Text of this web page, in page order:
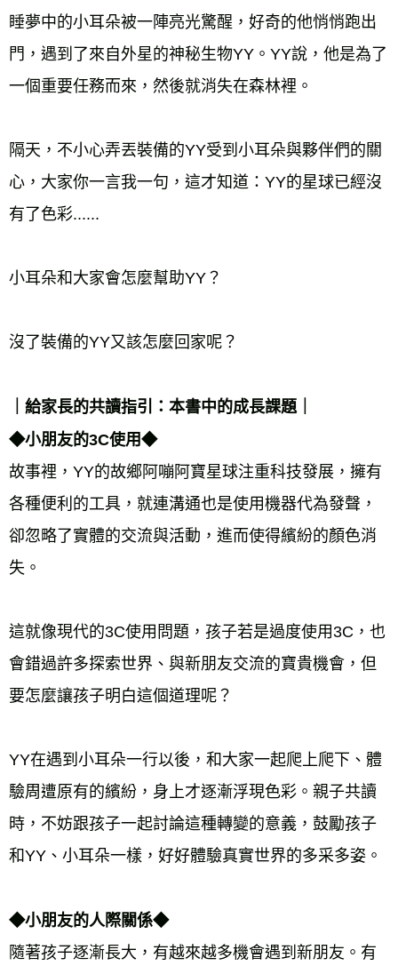
睡夢中的小耳朵被一陣亮光驚醒，好奇的他悄悄跑出
門，遇到了來自外星的神秘生物YY。YY說，他是為了
一個重要任務而來，然後就消失在森林裡。
隔天，不小心弄丟裝備的YY受到小耳朵與夥伴們的關
心，大家你一言我一句，這才知道：YY的星球已經沒
有了色彩......
小耳朵和大家會怎麼幫助YY？
沒了裝備的YY又該怎麼回家呢？
｜給家長的共讀指引：本書中的成長課題｜
◆小朋友的3C使用◆
故事裡，YY的故鄉阿嘣阿寶星球注重科技發展，擁有
各種便利的工具，就連溝通也是使用機器代為發聲，
卻忽略了實體的交流與活動，進而使得繽紛的顏色消
失。
這就像現代的3C使用問題，孩子若是過度使用3C，也
會錯過許多探索世界、與新朋友交流的寶貴機會，但
要怎麼讓孩子明白這個道理呢？
YY在遇到小耳朵一行以後，和大家一起爬上爬下、體
驗周遭原有的繽紛，身上才逐漸浮現色彩。親子共讀
時，不妨跟孩子一起討論這種轉變的意義，鼓勵孩子
和YY、小耳朵一樣，好好體驗真實世界的多采多姿。
◆小朋友的人際關係◆
隨著孩子逐漸長大，有越來越多機會遇到新朋友。有